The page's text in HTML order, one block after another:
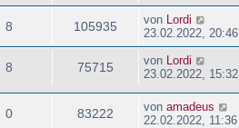
8 105935 von Lordi
23.02.2022, 20:46
8 75715 von Lordi
23.02.2022, 15:32
0 83222 von amadeus
22.02.2022, 11:36